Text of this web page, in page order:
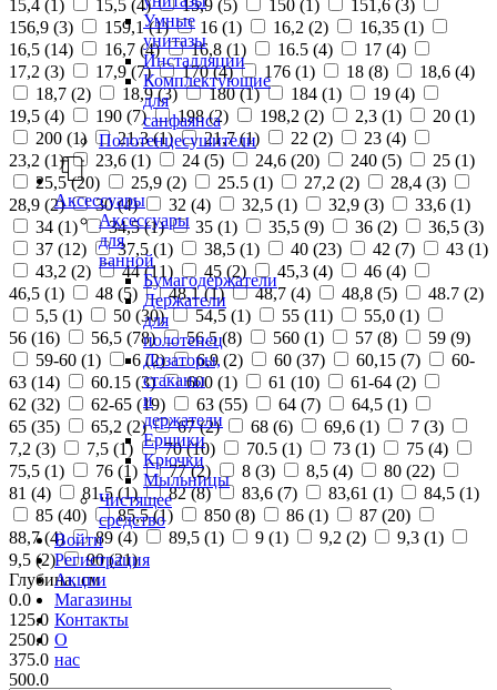
Умные
унитазы
Инсталляции
Комплектующие
для
санфаянса
Полотенцесушители
Аксессуары
Аксессуары
для
ванной
Бумагодержатели
Держатели
для
полотенец
Дозаторы,
стаканы
и
держатели
Ершики
Крючки
Мыльницы
Чистящее
средство
Войти
Регистрация
Акции
Магазины
Контакты
О
нас
15,4 (1 ) 15,5 (4) 15,9 (5) 150 (1 ) 151,6 (3)
156,9 (3) 159,1 (1) 16 (1) 16,2 (2) 16,35 (1)
16,5 (14) 16,7 (4) 16,8 (1) 16.5 (4) 17 (4)
17,2 (3) 17,9 (7) 170 (4) 176 (1) 18 (8) 18,6 (4)
18,7 (2) 18,9 (3) 180 (1) 184 (1) 19 (4)
19,5 (4) 190 (7) 198 (2) 198,2 (2) 2,3 (1) 20 (1)
200 (1) 21,3 (1) 21,7 (1) 22 (2) 23 (4)
23,2 (1) 23,6 (1) 24 (5) 24,6 (20) 240 (5) 25 (1)
25,5 (20) 25,9 (2) 25.5 (1) 27,2 (2) 28,4 (3)
28,9 (2) 30 (4) 32 (4) 32,5 (1) 32,9 (3) 33,6 (1)
34 (1) 34,5 (1) 35 (1) 35,5 (9) 36 (2) 36,5 (3)
37 (12) 37,5 (1) 38,5 (1) 40 (23) 42 (7) 43 (1)
43,2 (2) 44 (11) 45 (2) 45,3 (4) 46 (4)
46,5 (1) 48 (5) 48,1 (1) 48,7 (4) 48,8 (5) 48.7 (2)
5,5 (1) 50 (30) 54,5 (1) 55 (11) 55,0 (1)
56 (16) 56,5 (78) 56.5 (8) 560 (1) 57 (8) 59 (9)
59-60 (1) 6 (2) 6,9 (2) 60 (37) 60,15 (7)
60-
63 (14) 60.15 (3) 600 (1) 61 (10) 61-64 (2)
62 (32) 62-65 (19) 63 (55) 64 (7) 64,5 (1)
65 (35) 65,2 (2) 67 (2) 68 (6) 69,6 (1) 7 (3)
7,2 (3) 7,5 (1) 70 (10) 70.5 (1) 73 (1) 75 (4)
75,5 (1) 76 (1) 77 (2) 8 (3) 8,5 (4) 80 (22)
81 (4) 81,5 (1) 82 (8) 83,6 (7) 83,61 (1) 84,5 (1)
85 (40) 85,5 (1) 850 (8) 86 (1) 87 (20)
88,7 (4) 89 (4) 89,5 (1) 9 (1) 9,2 (2) 9,3 (1)
9,5 (2) 90 (21)
Глубина, см
0.0
125.0
250.0
375.0
500.0